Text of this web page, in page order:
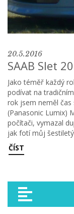
20.5.2016
SAAB Slet
Jako téměř každý
podívat na
rok jsem neměl
(Panasonic Lumix)
počítači, vymazal
jak fotí můj
ČÍST